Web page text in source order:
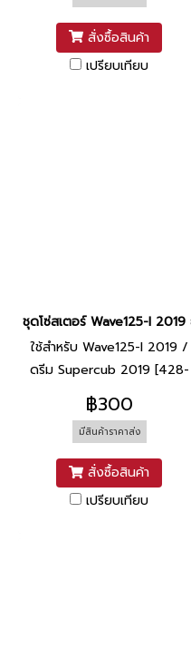
สั่งซื้อสินค้า
เปรียบเทียบ
ชุดโซ่สเตอร์ Wave125-I 2019
ใช้สำหรับ Wave125-I 2019 /
ดรีม Supercub 2019 [428-
108L (14T/36T)]
฿300
มีสินค้าราคาส่ง
สั่งซื้อสินค้า
เปรียบเทียบ